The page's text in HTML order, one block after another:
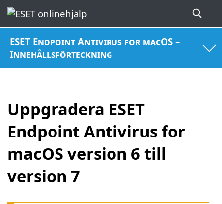
ESET Endpoint Antivirus for macOS –
Innehållsförteckning
Uppgradera ESET
Endpoint Antivirus for
macOS version 6 till
version 7